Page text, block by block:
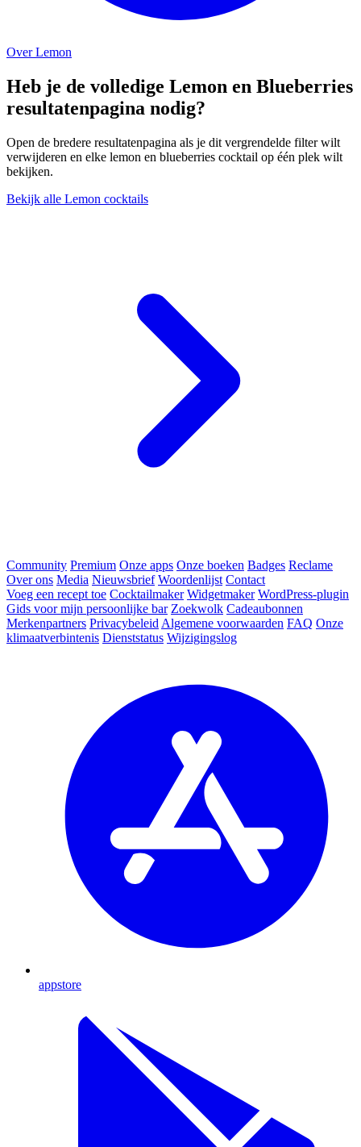
Over Lemon
Heb je de volledige Lemon en Blueberries
resultatenpagina nodig?
Open de bredere resultatenpagina als je dit vergrendelde filter wilt
verwijderen en elke lemon en blueberries cocktail op één plek wilt
bekijken.
Bekijk alle Lemon cocktails
Community Premium Onze apps Onze boeken Badges Reclame
Over ons Media Nieuwsbrief Woordenlijst Contact
Voeg een recept toe Cocktailmaker Widgetmaker WordPress-plugin
Gids voor mijn persoonlijke bar Zoekwolk Cadeaubonnen
Merkenpartners Privacybeleid Algemene voorwaarden FAQ Onze
klimaatverbintenis Dienststatus Wijzigingslog
appstore